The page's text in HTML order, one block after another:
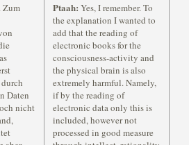
Zum
Daten
nicht
Ptaah: Yes, I remember. To
the explanation I wanted to
add that the reading of
electronic books for the
consciousness-activity and
the physical brain is also
extremely harmful. Namely,
if by the reading of
electronic data only this is
included, however not
processed in good measure